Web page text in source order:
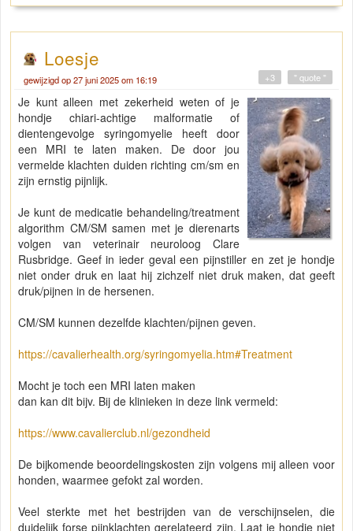
Loesje
gewijzigd op 27 juni 2025 om 16:19 " quote "
+3
Je kunt alleen met zekerheid weten of je
hondje chiari-achtige malformatie of
dientengevolge syringomyelie heeft door
een MRI te laten maken. De door jou
vermelde klachten duiden richting cm/sm en
zijn ernstig pijnlijk.
Je kunt de medicatie behandeling/treatment
algorithm CM/SM samen met je dierenarts
volgen van veterinair neuroloog Clare
Rusbridge. Geef in ieder geval een pijnstiller en zet je hondje
niet onder druk en laat hij zichzelf niet druk maken, dat geeft
druk/pijnen in de hersenen.
CM/SM kunnen dezelfde klachten/pijnen geven.
https://cavalierhealth.org/syringomyelia.htm#Treatment
Mocht je toch een MRI laten maken
dan kan dit bijv. Bij de klinieken in deze link vermeld:
https://www.cavalierclub.nl/gezondheid
De bijkomende beoordelingskosten zijn volgens mij alleen voor
honden, waarmee gefokt zal worden.
Veel sterkte met het bestrijden van de verschijnselen, die
duidelijk forse pijnklachten gerelateerd zijn. Laat je hondje niet